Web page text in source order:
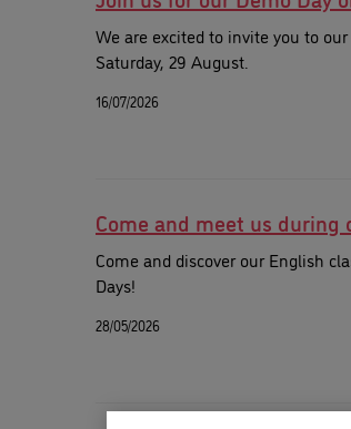
We are excited to invite you to
Saturday, 29 August.
16/07/2026
Come and meet us during
Come and discover our English
Days!
28/05/2026